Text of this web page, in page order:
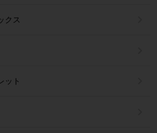
クス
ット